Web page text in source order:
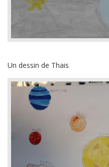
Un dessin de Thais